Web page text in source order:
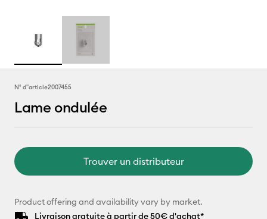
N° d''article2007455
Lame ondulée
Trouver un distributeur
Product offering and availability vary by market.
Livraison gratuite à partir de 50€ d'achat*